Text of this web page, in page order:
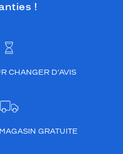
!
CHANGER D’AVIS
GRATUITE